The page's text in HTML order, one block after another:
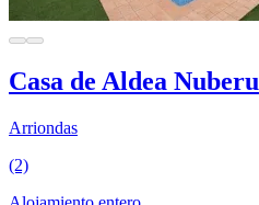
Casa de Aldea Nuberu
Arriondas
(2)